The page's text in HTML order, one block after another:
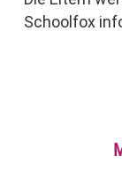
Schoolfox